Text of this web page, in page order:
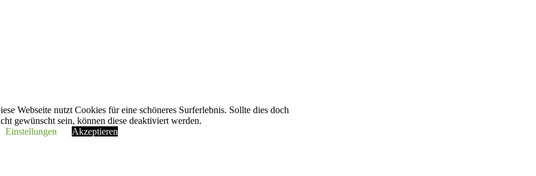
Webseite nutzt Cookies für eine schöneres Surferlebnis. Sollte dies doch
gewünscht sein, können diese deaktiviert werden.
Einstellungen
Akzeptieren